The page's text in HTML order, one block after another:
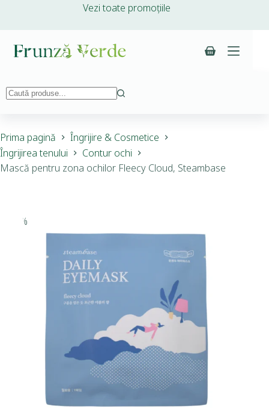
Vezi toate promoțiile
Prima pagină
Îngrijire & Cosmetice
Îngrijirea tenului
Contur ochi
Mască pentru zona ochilor Fleecy Cloud, Steambase
-10%